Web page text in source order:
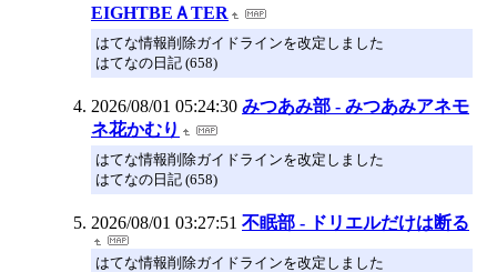
EIGHTBEＡTER
はてな情報削除ガイドラインを改定しました
はてなの日記 (658)
2026/08/01 05:24:30 みつあみ部 - みつあみアネモ
ネ花かむり
はてな情報削除ガイドラインを改定しました
はてなの日記 (658)
2026/08/01 03:27:51 不眠部 - ドリエルだけは断る
はてな情報削除ガイドラインを改定しました